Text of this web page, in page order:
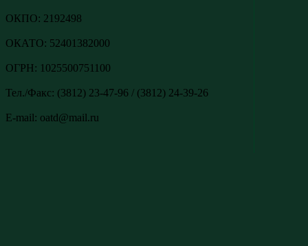
ОКПО: 2192498
ОКАТО: 52401382000
ОГРН: 1025500751100
Тел./Факс: (3812) 23-47-96 / (3812) 24-39-26
E-mail: oatd@mail.ru